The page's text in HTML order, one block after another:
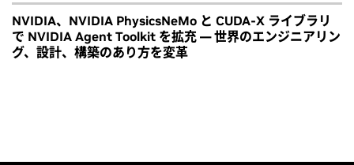
NVIDIA、NVIDIA PhysicsNeMo と CUDA-X ライブラリ
で NVIDIA Agent Toolkit を拡充 ― 世界のエンジニアリン
グ、設計、構築のあり方を変革